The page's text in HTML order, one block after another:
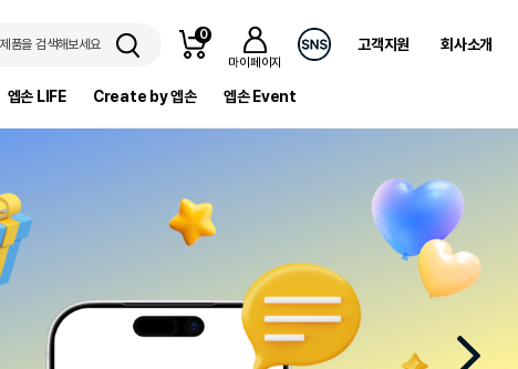
품을 검색해보세요
0
마이페이지
고객지원 회사소개
엡손 LIFE Create by 엡손 엡손 Event